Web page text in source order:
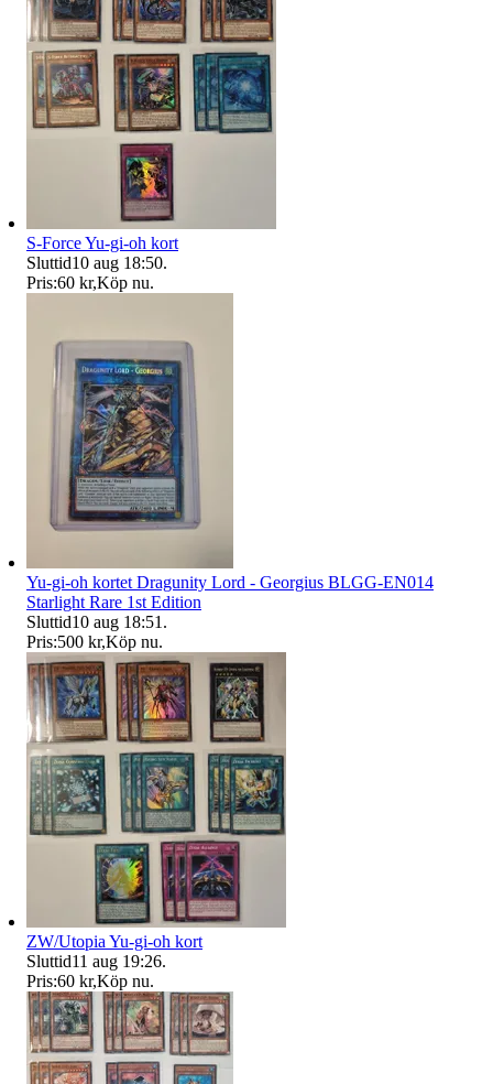
S-Force Yu-gi-oh kort
Sluttid10 aug 18:50.
Pris:60 kr,Köp nu.
Yu-gi-oh kortet Dragunity Lord - Georgius BLGG-EN014
Starlight Rare 1st Edition
Sluttid10 aug 18:51 .
Pris:500 kr,Köp nu.
ZW/Utopia Yu-gi-oh kort
Sluttid11 aug 19:26.
Pris:60 kr,Köp nu.